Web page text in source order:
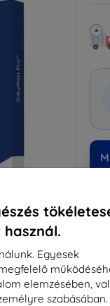
Egyesek
elemzésében,
szabásában.